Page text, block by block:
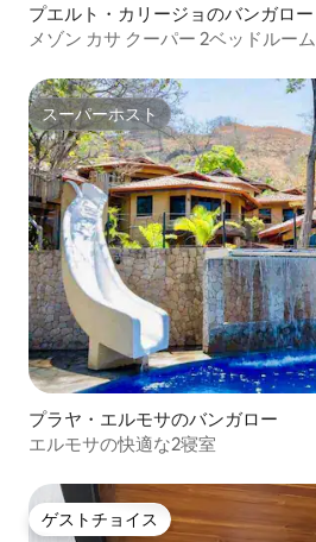
プエルト・カリージョのバンガロー
メゾン カサ クーパー 2ベッドルーム
スーパーホスト
スーパーホスト
プラヤ・エルモサのバンガロー
エルモサの快適な2寝室
ゲストチョイス
ゲストチョイス